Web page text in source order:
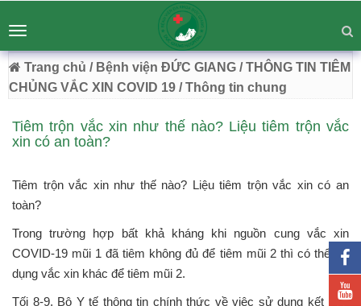
BỆNH VIỆN ĐA KHOA ĐỨC GIANG
Chuyên Sâu - Tận Tâm - Vươn Tầm
54 Trường Lâm, Việt Hưng, Hà Nội
Toggle
navigation
Trang chủ / Bệnh viện ĐỨC GIANG / THÔNG TIN TIÊM
CHỦNG VẮC XIN COVID 19 / Thông tin chung
Tiêm trộn vắc xin như thế nào? Liệu tiêm trộn vắc
xin có an toàn?
Tiêm trộn vắc xin như thế nào? Liệu tiêm trộn vắc xin có an
toàn?
Trong trường hợp bất khả kháng khi nguồn cung vắc xin
COVID-19 mũi 1 đã tiêm không đủ để tiêm mũi 2 thì có thể sử
dụng vắc xin khác để tiêm mũi 2.
Tối 8-9, Bộ Y tế thông tin chính thức về việc sử dụng kết hợp